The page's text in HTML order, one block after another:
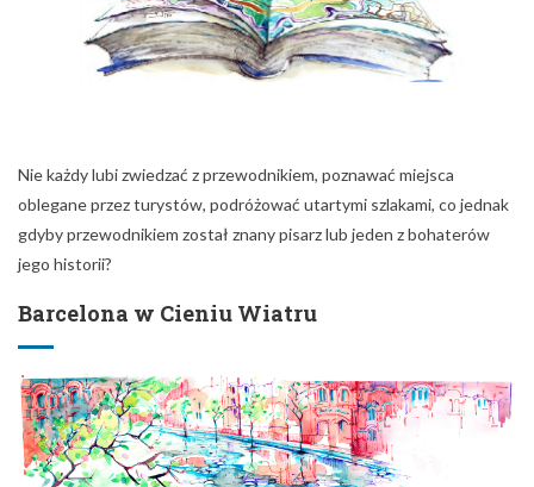
Nie każdy lubi zwiedzać z przewodnikiem, poznawać miejsca
oblegane przez turystów, podróżować utartymi szlakami, co jednak
gdyby przewodnikiem został znany pisarz lub jeden z bohaterów
jego historii?
Barcelona w Cieniu Wiatru